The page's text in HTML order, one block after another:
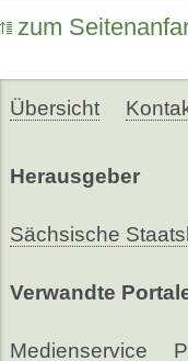
zum
Übersicht
Herausgeber
Sächsische
Verwandte
Medienservice